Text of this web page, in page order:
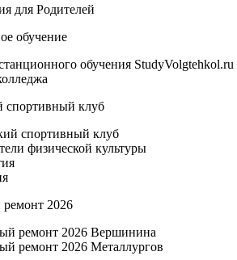
для Родителей
обучение
обучения StudyVolgtehkol.ru
спортивный клуб
спортивный клуб
физической культуры
2026
ремонт 2026 Вершинина
ремонт 2026 Металлургов